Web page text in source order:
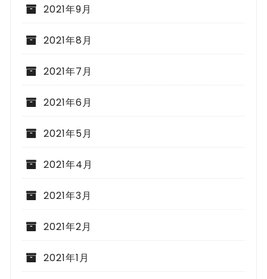
2021年9月
2021年8月
2021年7月
2021年6月
2021年5月
2021年4月
2021年3月
2021年2月
2021年1月